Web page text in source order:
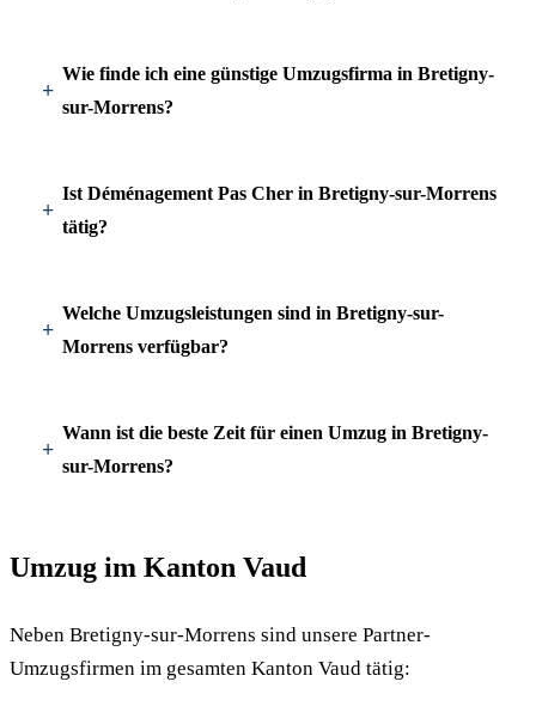
Wie finde ich eine günstige Umzugsfirma in Bretigny-
sur-Morrens?
Ist Déménagement Pas Cher in Bretigny-sur-Morrens
tätig?
Welche Umzugsleistungen sind in Bretigny-sur-
Morrens verfügbar?
Wann ist die beste Zeit für einen Umzug in Bretigny-
sur-Morrens?
Umzug im Kanton Vaud
Neben Bretigny-sur-Morrens sind unsere Partner-
Umzugsfirmen im gesamten Kanton Vaud tätig: